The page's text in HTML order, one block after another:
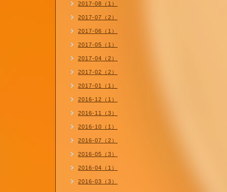
2017-08（1）
2017-07（2）
2017-06（1）
2017-05（1）
2017-04（2）
2017-02（2）
2017-01（1）
2016-12（1）
2016-11（3）
2016-10（1）
2016-07（2）
2016-05（3）
2016-04（1）
2016-03（3）